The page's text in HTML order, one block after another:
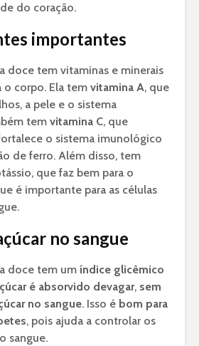
do coração.
importantes
doce tem vitaminas e minerais
o corpo. Ela tem vitamina A, que
a pele e o sistema
tem vitamina C, que
o sistema imunológico
de ferro. Além disso, tem
que faz bem para o
é importante para as células
no sangue
doce tem um índice glicêmico
é absorvido devagar, sem
no sangue. Isso é bom para
, pois ajuda a controlar os
sangue.